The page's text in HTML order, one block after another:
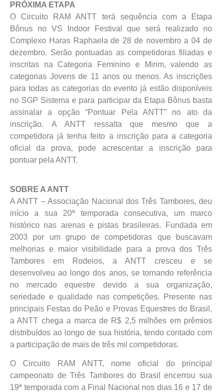
PRÓXIMA ETAPA
O Circuito RAM ANTT terá sequência com a Etapa
Bônus no VS Indoor Festival que será realizado no
Complexo Haras Raphaela de 28 de novembro a 04 de
dezembro. Serão pontuadas as competidoras filiadas e
inscritas na Categoria Feminino e Mirim, valendo as
categorias Jovens de 11 anos ou menos. As inscrições
para todas as categorias do evento já estão disponíveis
no SGP Sistema e para participar da Etapa Bônus basta
assinalar a opção “Pontuar Pela ANTT” no ato da
inscrição. A ANTT ressalta que mesmo que a
competidora já tenha feito a inscrição para a categoria
oficial da prova, pode acrescentar a inscrição para
pontuar pela ANTT.
SOBRE A ANTT
A ANTT – Associação Nacional dos Três Tambores, deu
início a sua 20ª temporada consecutiva, um marco
histórico nas arenas e pistas brasileiras. Fundada em
2003 por um grupo de competidoras que buscavam
melhorias e maior visibilidade para a prova dos Três
Tambores em Rodeios, a ANTT cresceu e se
desenvolveu ao longo dos anos, se tornando referência
no mercado equestre devido a sua organização,
seriedade e qualidade nas competições. Presente nas
principais Festas do Peão e Provas Equestres do Brasil,
a ANTT chega a marca de R$ 2,5 milhões em prêmios
distribuídos ao longo de sua história, tendo contado com
a participação de mais de três mil competidoras.
O Circuito RAM ANTT, nome oficial do principal
campeonato de Três Tambores do Brasil encerrou sua
19ª temporada com a Final Nacional nos dias 16 e 17 de